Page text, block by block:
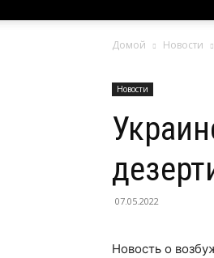
Домой Новости
Новости
07.05.2022
Новость о